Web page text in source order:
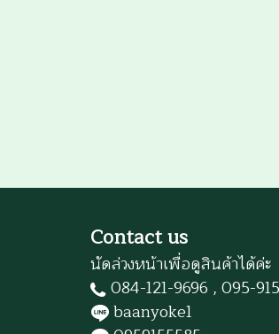
Contact us
นัดล่วงหน้าเพื่อดูสินค้าได้ค่ะ
084-121-9696 , 095-
baanyoke1